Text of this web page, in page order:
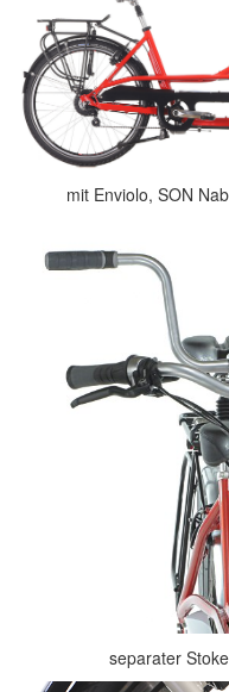
mit Enviolo, SON
separater